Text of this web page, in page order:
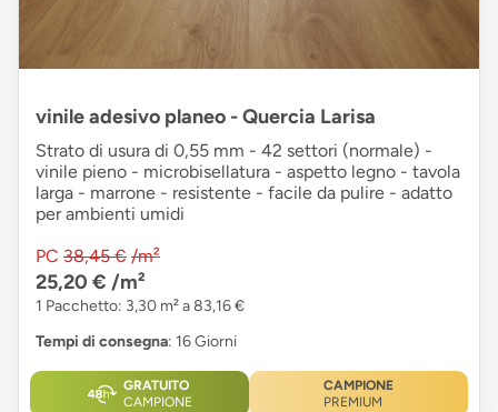
vinile adesivo planeo - Quercia Larisa
Strato di usura di 0,55 mm - 42 settori (normale) -
vinile pieno - microbisellatura - aspetto legno - tavola
larga - marrone - resistente - facile da pulire - adatto
per ambienti umidi
PC 38,45 € /m²
25,20 € /m²
1 Pacchetto: 3,30 m² a 83,16 €
Tempi di consegna: 16 Giorni
GRATUITO
CAMPIONE
CAMPIONE
PREMIUM